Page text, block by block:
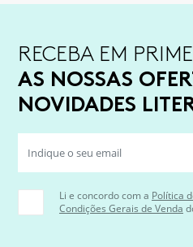
RECEBA EM
AS NOSSAS
NOVIDADES
Li e concordo com a Política
Condições Gerais de Venda